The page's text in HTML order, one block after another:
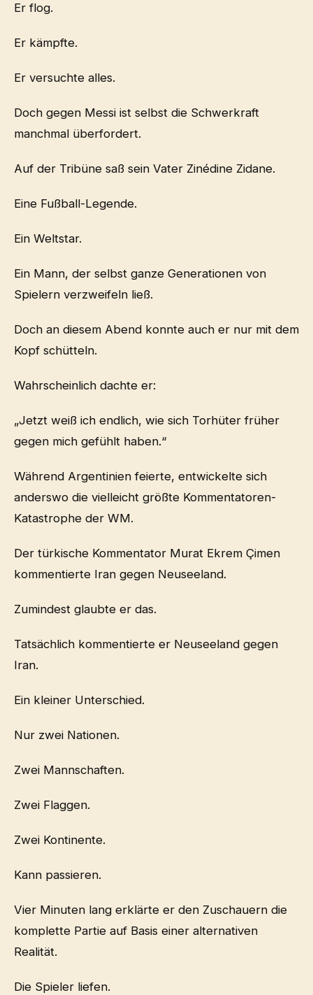
Er flog.
Er kämpfte.
Er versuchte alles.
Doch gegen Messi ist selbst die Schwerkraft
manchmal überfordert.
Auf der Tribüne saß sein Vater Zinédine Zidane.
Eine Fußball-Legende.
Ein Weltstar.
Ein Mann, der selbst ganze Generationen von
Spielern verzweifeln ließ.
Doch an diesem Abend konnte auch er nur mit dem
Kopf schütteln.
Wahrscheinlich dachte er:
„Jetzt weiß ich endlich, wie sich Torhüter früher
gegen mich gefühlt haben.“
Während Argentinien feierte, entwickelte sich
anderswo die vielleicht größte Kommentatoren-
Katastrophe der WM.
Der türkische Kommentator Murat Ekrem Çimen
kommentierte Iran gegen Neuseeland.
Zumindest glaubte er das.
Tatsächlich kommentierte er Neuseeland gegen
Iran.
Ein kleiner Unterschied.
Nur zwei Nationen.
Zwei Mannschaften.
Zwei Flaggen.
Zwei Kontinente.
Kann passieren.
Vier Minuten lang erklärte er den Zuschauern die
komplette Partie auf Basis einer alternativen
Realität.
Die Spieler liefen.